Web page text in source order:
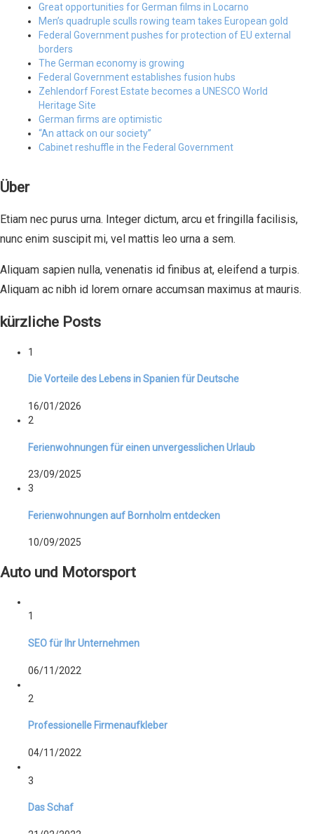
Great opportunities for German films in Locarno
Men’s quadruple sculls rowing team takes European gold
Federal Government pushes for protection of EU external
borders
The German economy is growing
Federal Government establishes fusion hubs
Zehlendorf Forest Estate becomes a UNESCO World
Heritage Site
German firms are optimistic
“An attack on our society”
Cabinet reshuffle in the Federal Government
Über
Etiam nec purus urna. Integer dictum, arcu et fringilla facilisis,
nunc enim suscipit mi, vel mattis leo urna a sem.
Aliquam sapien nulla, venenatis id finibus at, eleifend a turpis.
Aliquam ac nibh id lorem ornare accumsan maximus at mauris.
kürzliche Posts
1
Die Vorteile des Lebens in Spanien für Deutsche
16/01/2026
2
Ferienwohnungen für einen unvergesslichen Urlaub
23/09/2025
3
Ferienwohnungen auf Bornholm entdecken
10/09/2025
Auto und Motorsport
1
SEO für Ihr Unternehmen
06/11/2022
2
Professionelle Firmenaufkleber
04/11/2022
3
Das Schaf